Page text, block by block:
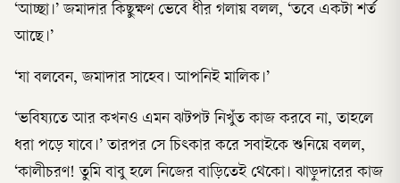
‘আচ্ছা।’ জমাদার কিছুক্ষণ ভেবে ধীর গলায় বলল, ‘তবে একটা শর্ত
আছে।’
‘যা বলবেন, জমাদার সাহেব। আপনিই মালিক।’
‘ভবিষ্যতে আর কখনও এমন ঝটপট নিখুঁত কাজ করবে না, তাহলে
ধরা পড়ে যাবে।’ তারপর সে চিৎকার করে সবাইকে শুনিয়ে বলল,
‘কালীচরণ! তুমি বাবু হলে নিজের বাড়িতেই থেকো। ঝাড়ুদারের কাজ